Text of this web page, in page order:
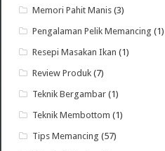
Memori Pahit Manis (3)
Pengalaman Pelik Memancing (1)
Resepi Masakan Ikan (1)
Review Produk (7)
Teknik Bergambar (1)
Teknik Membottom (1)
Tips Memancing (57)